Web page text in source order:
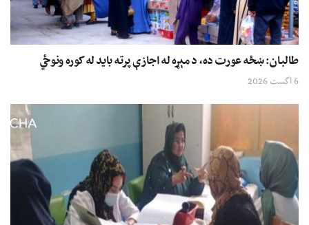
طالبان: ښځه عورت ده، د مېړه له اجازې پرته باید له کوره ونوځي
6 اگست 2026